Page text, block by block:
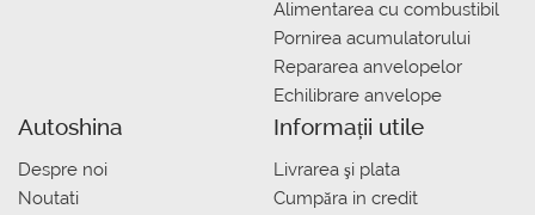
Alimentarea cu combustibil
Pornirea acumulatorului
Repararea anvelopelor
Echilibrare anvelope
Autoshina
Despre noi
Noutati
Informații utile
Livrarea şi plata
Сumpăra in credit